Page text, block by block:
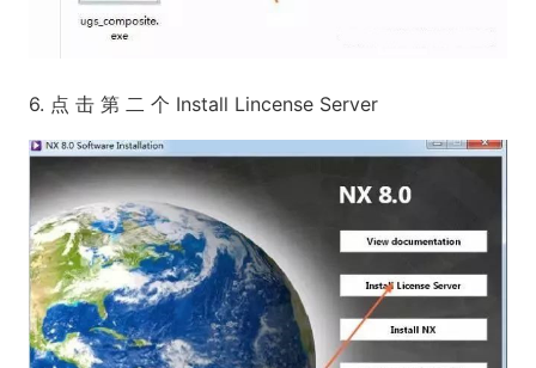
6. 点 击 第 二 个 Install Lincense Server